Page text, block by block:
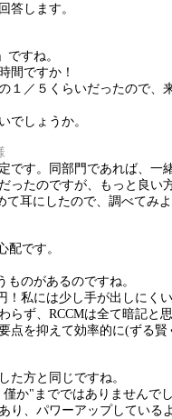
答します。
ですね。
間ですか！
１／５くらいだったので
でしょうか。
です。同部門であれば、一
ったのですが、もっと良い
て耳にしたので、調べてみ
です。
ものがあるのですね。
！私には少し手が出しにく
ず、RCCMは全て暗記と
点を抑えて効率的に(ずる
た方と同じですね。
か"までではありませんで
り、パワーアップしている